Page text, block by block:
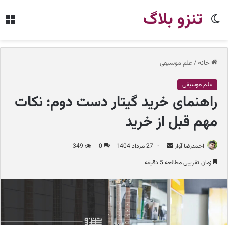
تنزو بلاگ
تغییر
خانه/ علم موسیقی
علم موسیقی
راهنمای خرید گیتار دست دوم: نکات
مهم قبل از خرید
احمدرضا آوار
ا
ل
ب
ه
27 مرداد 1404 0
349
زمان تقریبی مطالعه 5 دقیقه